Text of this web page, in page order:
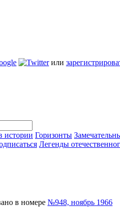
или
истории Горизонты
Легенды
в номере №948, ноябрь 1966